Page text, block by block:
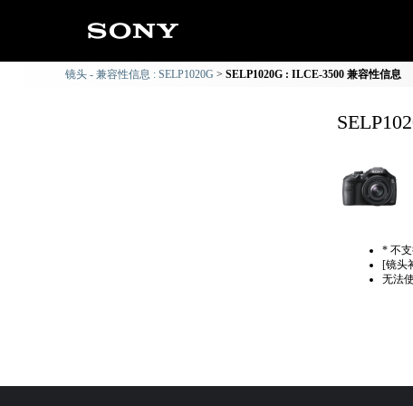
镜头 - 兼容性信息 : SELP1020G SELP1020G : ILCE-3500 兼容性信息
* 不支
[镜头
无法